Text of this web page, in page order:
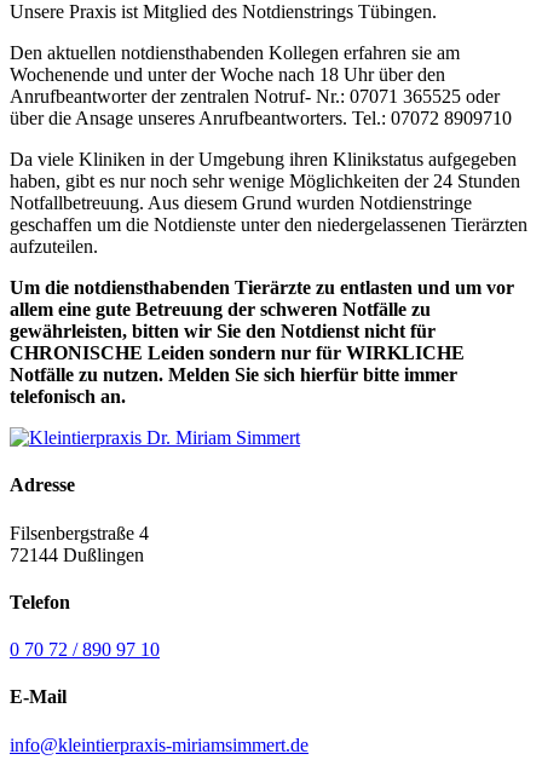
Unsere Praxis ist Mitglied des Notdienstrings Tübingen.
Den aktuellen notdiensthabenden Kollegen erfahren sie am
Wochenende und unter der Woche nach 18 Uhr über den
Anrufbeantworter der zentralen Notruf- Nr.: 07071 365525 oder
über die Ansage unseres Anrufbeantworters. Tel.: 07072 8909710
Da viele Kliniken in der Umgebung ihren Klinikstatus aufgegeben
haben, gibt es nur noch sehr wenige Möglichkeiten der 24 Stunden
Notfallbetreuung. Aus diesem Grund wurden Notdienstringe
geschaffen um die Notdienste unter den niedergelassenen Tierärzten
aufzuteilen.
Um die notdiensthabenden Tierärzte zu entlasten und um vor
allem eine gute Betreuung der schweren Notfälle zu
gewährleisten, bitten wir Sie den Notdienst nicht für
CHRONISCHE Leiden sondern nur für WIRKLICHE
Notfälle zu nutzen. Melden Sie sich hierfür bitte immer
telefonisch an.
Adresse
Filsenbergstraße 4
72144 Dußlingen
Telefon
0 70 72 / 890 97 10
E-Mail
info@kleintierpraxis-miriamsimmert.de